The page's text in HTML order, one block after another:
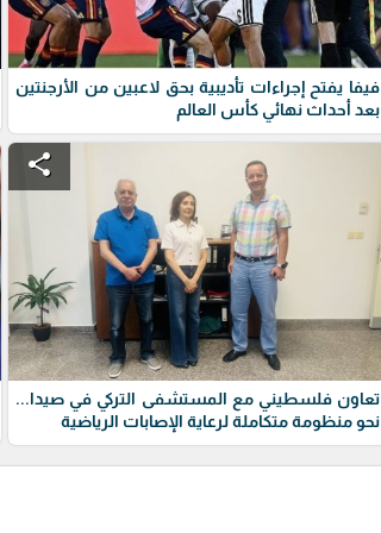
فيفا يفتح إجراءات تأديبية بحق لاعبين من الأرجنتين
بعد أحداث نهائي كأس العالم
share
تعاون فلسطيني مع المستشفى التركي في صيدا...
نحو منظومة متكاملة لرعاية الإصابات الرياضية